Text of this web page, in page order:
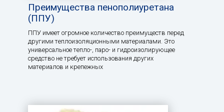
Преимущества пенополиуретана
(ППУ)
ППУ имеет огромное количество преимуществ перед
другими теплоизоляционными материалами. Это
универсальное тепло-, паро- и гидроизолирующее
средство не требует использования других
материалов и крепежных